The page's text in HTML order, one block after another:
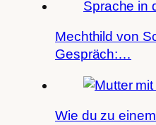
Mechthild von
Gespräch:…
Wie du zu